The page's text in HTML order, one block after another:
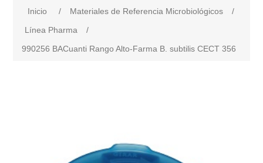
Inicio / Materiales de Referencia Microbiológicos
/
Línea Pharma
/
990256 BACuanti Rango Alto-Farma B. subtilis CECT 356